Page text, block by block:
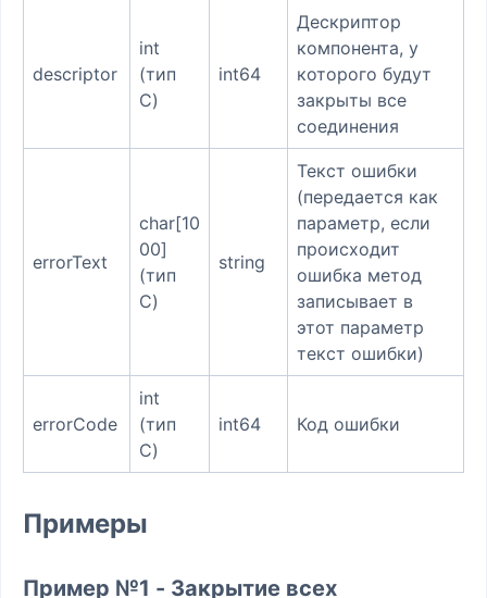
descriptor
int
(тип
C)
int64
Дескриптор
компонента, у
которого будут
закрыты все
соединения
errorText
char[10
00]
(тип
C)
string
Текст ошибки
(передается как
параметр, если
происходит
ошибка метод
записывает в
этот параметр
текст ошибки)
errorCode
int
(тип
C)
int64 Код ошибки
Примеры
Пример №1 - Закрытие всех